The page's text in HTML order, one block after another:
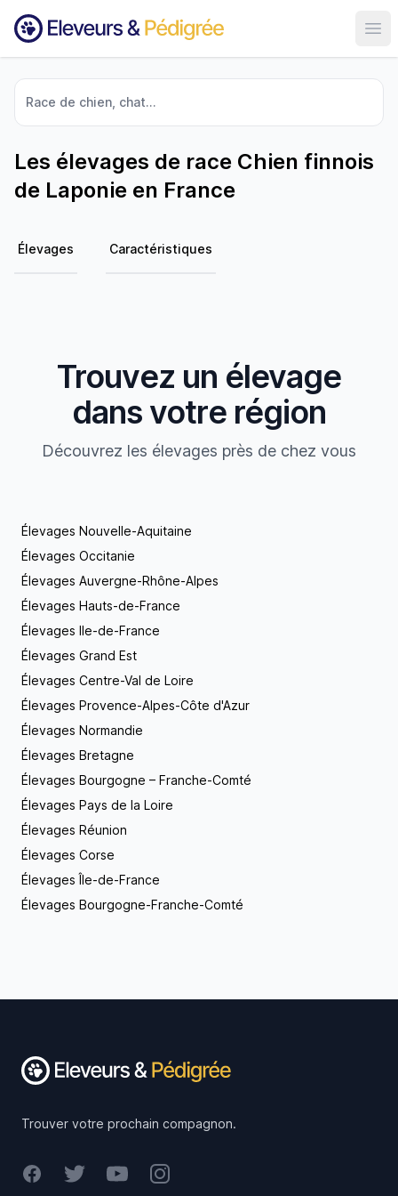
Race de chien, chat...
Les élevages de race Chien finnois
de Laponie en France
Élevages Caractéristiques
Trouvez un élevage
dans votre région
Découvrez les élevages près de chez vous
Élevages Nouvelle-Aquitaine
Élevages Occitanie
Élevages Auvergne-Rhône-Alpes
Élevages Hauts-de-France
Élevages Ile-de-France
Élevages Grand Est
Élevages Centre-Val de Loire
Élevages Provence-Alpes-Côte d'Azur
Élevages Normandie
Élevages Bretagne
Élevages Bourgogne – Franche-Comté
Élevages Pays de la Loire
Élevages Réunion
Élevages Corse
Élevages Île-de-France
Élevages Bourgogne-Franche-Comté
Trouver votre prochain compagnon.
FacebookTwitterYoutubeInstagram